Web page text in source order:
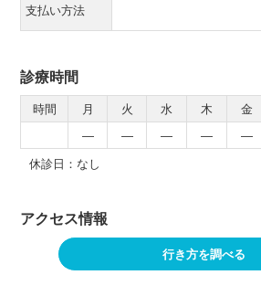
支払い方法
診療時間
時間 月 火 水 木 金
―
― ― ― ―
休診日：なし
アクセス情報
行き方を調べる